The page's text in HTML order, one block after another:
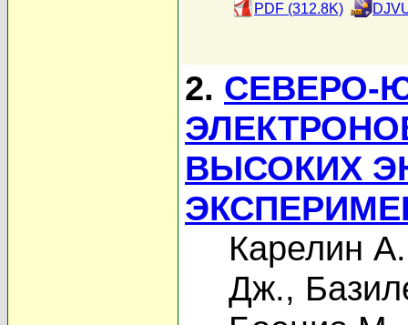
PDF (312.8K)
2. СЕВЕРО-
ВЫСОКИХ
Карелин
Дж.,